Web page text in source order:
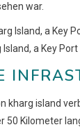
war.
Island, a Key
kharg island
50 Kilometer